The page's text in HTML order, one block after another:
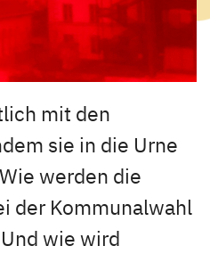
mit den
sie in die Urne
werden die
der Kommunalwahl
wie wird